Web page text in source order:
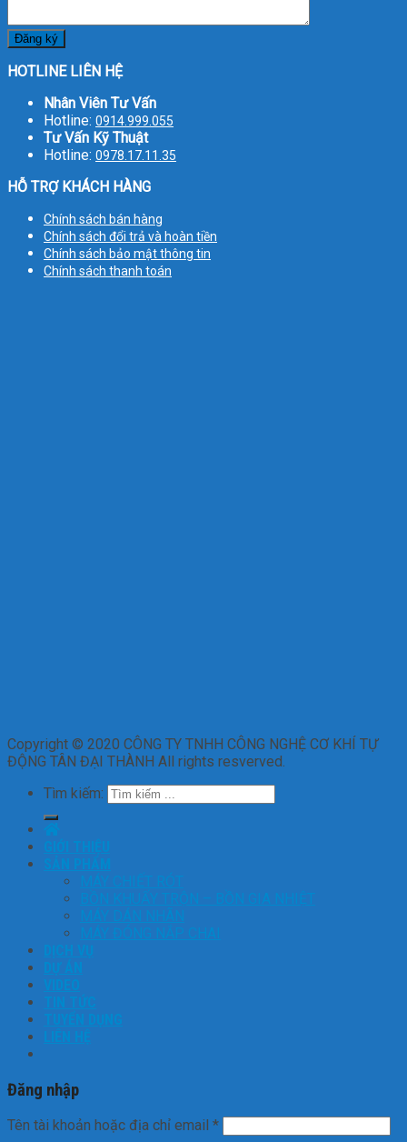
HOTLINE LIÊN HỆ
Nhân Viên Tư Vấn
Hotline: 0914.999.055
Tư Vấn Kỹ Thuật
Hotline: 0978.17.11.35
HỖ TRỢ KHÁCH HÀNG
Chính sách bán hàng
Chính sách đổi trả và hoàn tiền
Chính sách bảo mật thông tin
Chính sách thanh toán
Copyright © 2020 CÔNG TY TNHH CÔNG NGHỆ CƠ KHÍ TỰ
ĐỘNG TÂN ĐẠI THÀNH All rights resverved.
Tìm kiếm:
GIỚI THIỆU
SẢN PHẨM
MÁY CHIẾT RÓT
BỒN KHUẤY TRỘN – BỒN GIA NHIỆT
MÁY DÁN NHÃN
MÁY ĐÓNG NẮP CHAI
DỊCH VỤ
DỰ ÁN
VIDEO
TIN TỨC
TUYỂN DỤNG
LIÊN HỆ
Đăng nhập
Tên tài khoản hoặc địa chỉ email *